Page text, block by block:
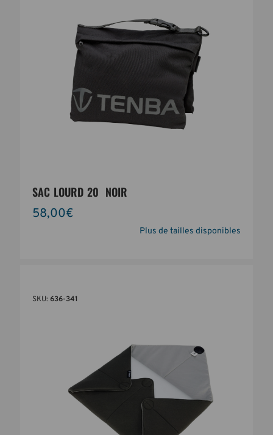
SAC LOURD 20  NOIR
58,00€
Plus de tailles disponibles
SKU: 636-341